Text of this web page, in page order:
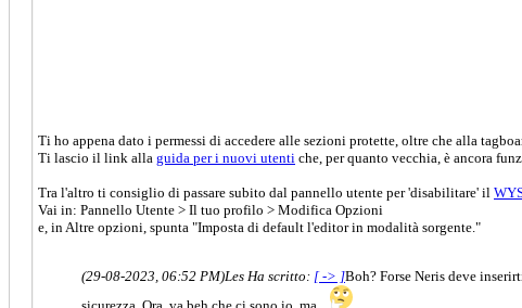
Ti ho appena dato i permessi di accedere alle sezioni protette, oltre che alla
Ti lascio il link alla guida per i nuovi utenti che, per quanto vecchia, è ancora
Tra l'altro ti consiglio di passare subito dal pannello utente per 'disabilitare' il
Vai in: Pannello Utente > Il tuo profilo > Modifica Opzioni
e, in Altre opzioni, spunta "Imposta di default l'editor in modalità sorgente."
(29-08-2023, 06:52 PM)Les Ha scritto: [ -> ]Boh? Forse Neris deve